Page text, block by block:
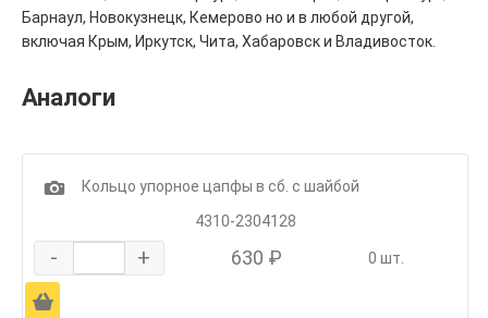
Барнаул, Новокузнецк, Кемерово но и в любой другой,
включая Крым, Иркутск, Чита, Хабаровск и Владивосток.
Аналоги
1
Кольцо упорное цапфы в сб. с шайбой
4310-2304128
- + 630 ₽ 0 шт.
Ä